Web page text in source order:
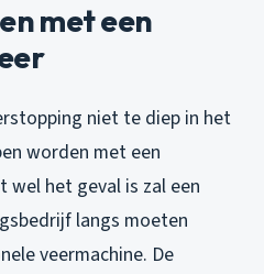
met een
niet te diep in het
worden met een
wel het geval is zal een
langs moeten
veermachine. De